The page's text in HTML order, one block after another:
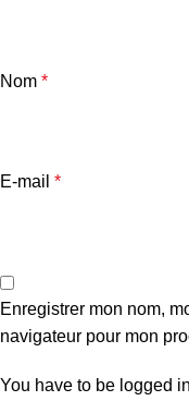
Nom *
E-mail *
Enregistrer mon nom,
navigateur pour mon
You have to be logged